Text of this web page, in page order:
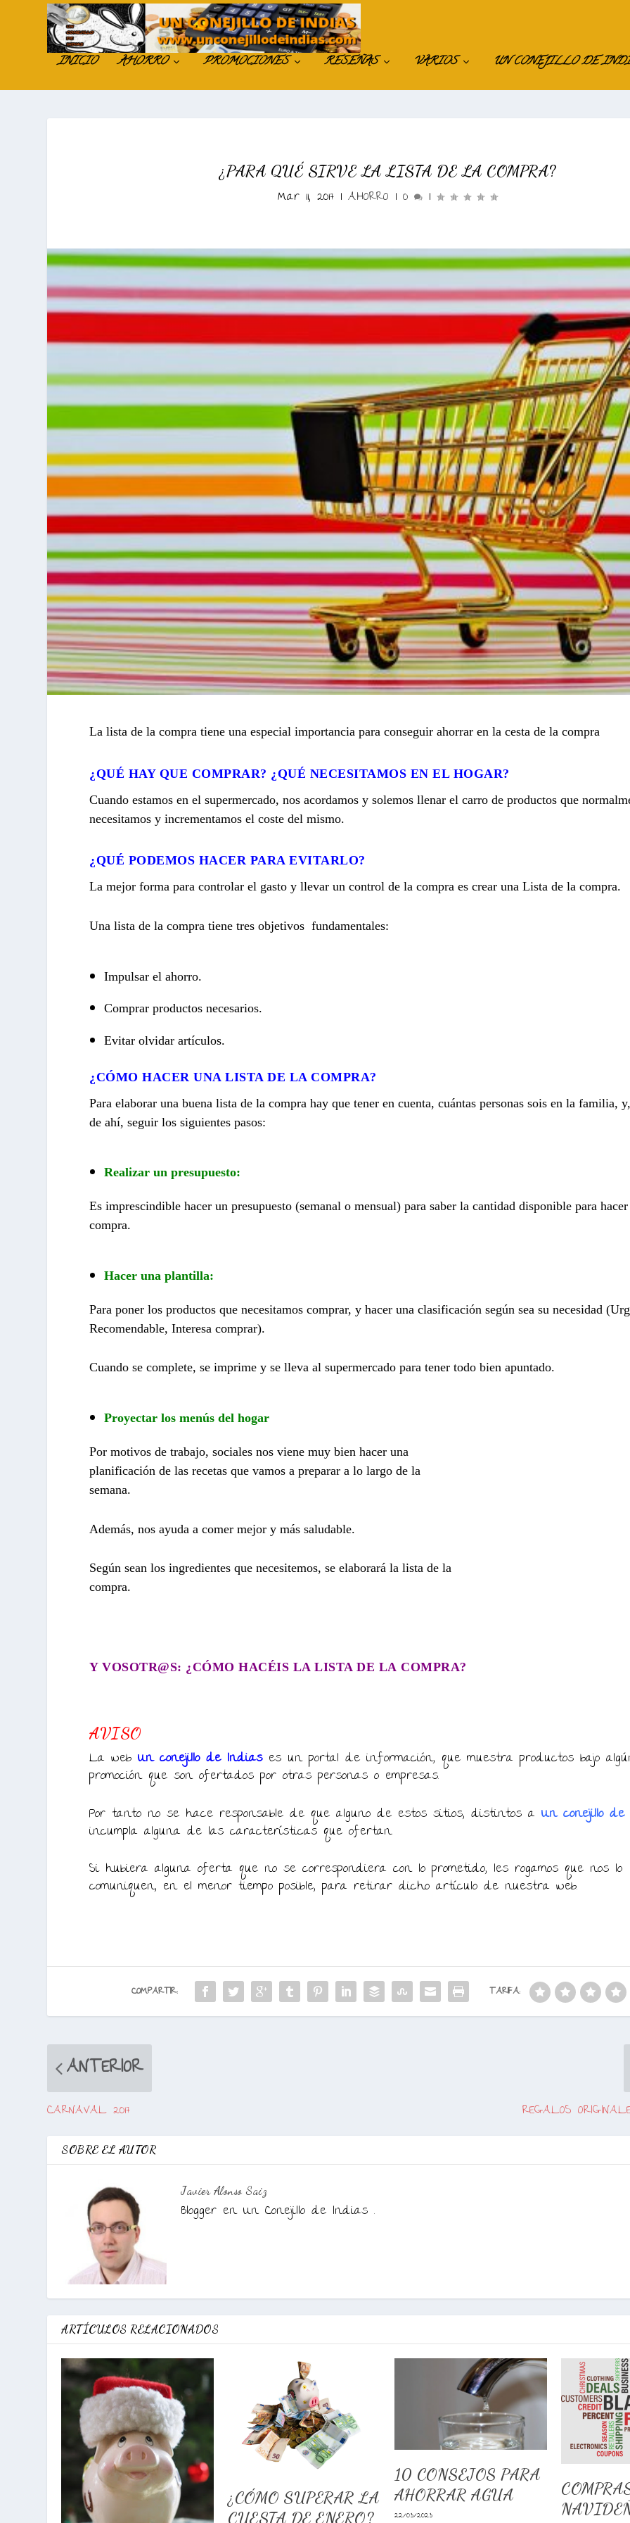
INICIO AHORRO PROMOCIONES RESEÑAS VARIOS UN CONEJILLO DE
¿PARA QUÉ SIRVE LA LISTA DE LA COMPRA?
Mar 11, 2017 |AHORRO |0 |
La lista de la compra tiene una especial importancia para conseguir ahorrar en la cesta de la compra
¿QUÉ HAY QUE COMPRAR? ¿QUÉ NECESITAMOS EN EL HOGAR?
Cuando estamos en el supermercado, nos acordamos y solemos llenar el carro de productos que
necesitamos y incrementamos el coste del mismo.
¿QUÉ PODEMOS HACER PARA EVITARLO?
La mejor forma para controlar el gasto y llevar un control de la compra es crear una Lista de la compra.
Una lista de la compra tiene tres objetivos fundamentales:
Impulsar el ahorro.
Comprar productos necesarios.
Evitar olvidar artículos.
¿CÓMO HACER UNA LISTA DE LA COMPRA?
Para elaborar una buena lista de la compra hay que tener en cuenta, cuántas personas sois en la familia,
de ahí, seguir los siguientes pasos:
Realizar un presupuesto:
Es imprescindible hacer un presupuesto (semanal o mensual) para saber la cantidad disponible para
compra.
Hacer una plantilla:
Para poner los productos que necesitamos comprar, y hacer una clasificación según sea su necesidad
Recomendable, Interesa comprar).
Cuando se complete, se imprime y se lleva al supermercado para tener todo bien apuntado.
Proyectar los menús del hogar
Por motivos de trabajo, sociales nos viene muybien hacer una
planificación de las recetas quevamos a preparar a lo largo de la
semana.
Además, nos ayuda a comer mejor y mássaludable.
Según sean los ingredientes que necesitemos, seelaborará la lista de la
compra.
Y VOSOTR@S: ¿CÓMO HACÉIS LA LISTA DE LA COMPRA?
AVISO
La webUn conejillo de Indias es un portal de información, que muestra productos bajo
promoción que son ofertados por otras personas o empresas.
Por tanto no se hace responsable de que alguno de estos sitios, distintos aUn conejillo
incumpla alguna de las características que ofertan.
Si hubiera alguna oferta que no se correspondiera con lo prometido, les rogamos que nos lo
comuniquen, en el menor tiempo posible, para retirar dicho artículo de nuestra web.
COMPARTIR: TARIFA:
ANTERIOR
CARNAVAL 2017 REGALOS
SOBRE EL AUTOR
Javier Alonso Saiz
Blogger en Un Conejillo de Indias .
ARTÍCULOS RELACIONADOS
¿CÓMO SUPERAR LA
CUESTA DE ENERO?
10 CONSEJOS PARA
AHORRAR AGUA
22/03/2023